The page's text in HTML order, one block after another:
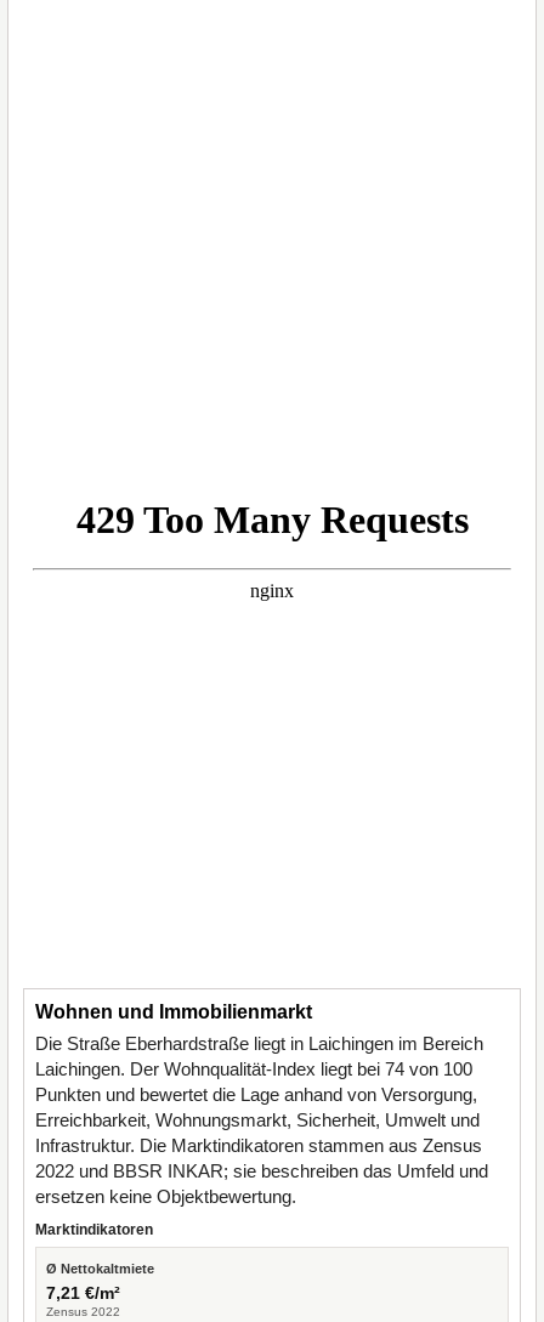
Wohnen und Immobilienmarkt
Die Straße Eberhardstraße liegt in Laichingen im Bereich
Laichingen. Der Wohnqualität-Index liegt bei 74 von 100
Punkten und bewertet die Lage anhand von Versorgung,
Erreichbarkeit, Wohnungsmarkt, Sicherheit, Umwelt und
Infrastruktur. Die Marktindikatoren stammen aus Zensus
2022 und BBSR INKAR; sie beschreiben das Umfeld und
ersetzen keine Objektbewertung.
Marktindikatoren
Ø Nettokaltmiete
7,21 €/m²
Zensus 2022